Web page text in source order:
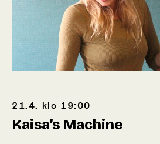
21.4. klo 19:00
Kaisa’s Machine